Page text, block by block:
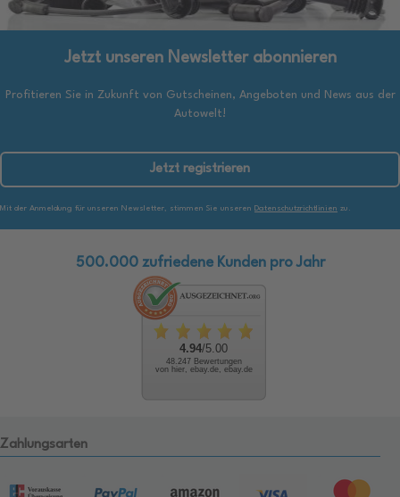
Jetzt unseren Newsletter abonnieren
Profitieren Sie in Zukunft von Gutscheinen, Angeboten und News aus der
Autowelt!
Jetzt registrieren
Mit der Anmeldung für unseren Newsletter, stimmen Sie unseren Datenschutzrichtlinien zu.
500.000 zufriedene Kunden pro Jahr
4.94/5.00
48.247 Bewertungen
von hier, ebay.de, ebay.de
Zahlungsarten